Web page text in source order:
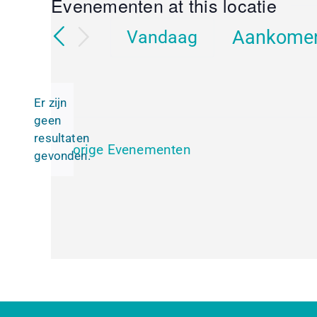
Bericht
Er zijn
geen
resultaten
gevonden.
Vandaag
Vorige Evenementen